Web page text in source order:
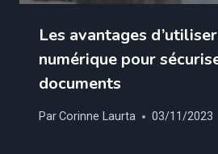
Les avantages
numérique pour
documents
ParCorinne Laurta 03/11/2023